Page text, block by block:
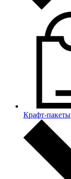
Крафт-пакеты